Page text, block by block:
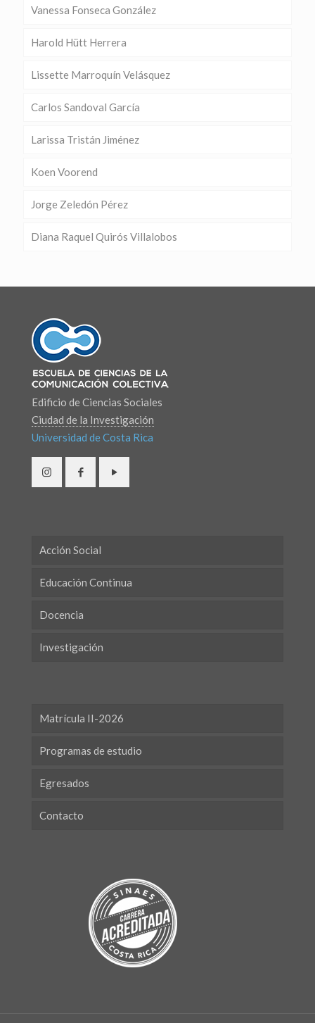
Vanessa Fonseca González
Harold Hütt Herrera
Lissette Marroquín Velásquez
Carlos Sandoval García
Larissa Tristán Jiménez
Koen Voorend
Jorge Zeledón Pérez
Diana Raquel Quirós Villalobos
Edificio de Ciencias Sociales
Ciudad de la Investigación
Universidad de Costa Rica
Acción Social
Educación Continua
Docencia
Investigación
Matrícula II-2026
Programas de estudio
Egresados
Contacto